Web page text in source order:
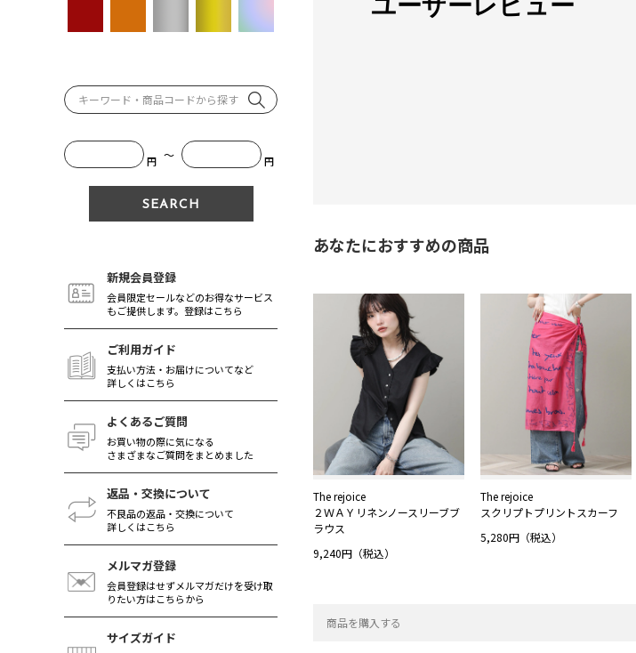
円 ～ 円
新規会員登録
会員限定セールなどのお得なサービス
もご提供します。登録はこちら
ご利用ガイド
支払い方法・お届けについてなど
詳しくはこちら
よくあるご質問
お買い物の際に気になる
さまざまなご質問をまとめました
返品・交換について
不良品の返品・交換について
詳しくはこちら
メルマガ登録
会員登録はせずメルマガだけを受け取
りたい方はこちらから
サイズガイド
あなたにおすすめの商品
The rejoice
２ＷＡＹリネンノースリーブブ
ラウス
9,240円（税込）
The rejoice
スクリプトプリントスカーフ
5,280円（税込）
商品を購入する